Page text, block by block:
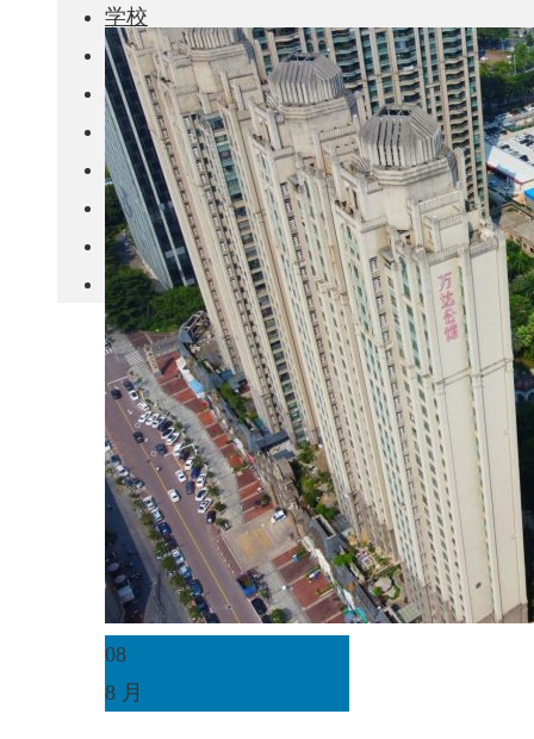
学校
住宅
自建房
东莞
城市更新
房产政策
中国
其他
08
8 月